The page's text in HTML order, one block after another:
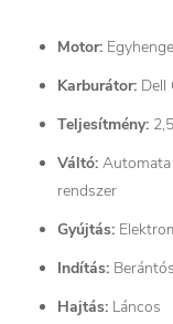
Motor:
Karburátor: Dell
Teljesítmény:
Váltó:
rendszer
Gyújtás:
Indítás:
Hajtás: Láncos